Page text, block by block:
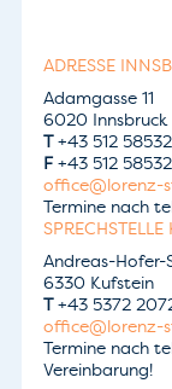
ADRESSE
Adamgasse 11
6020 Innsbruck
T+43 512
F+43 512
office@lorenz-
Termine nach
SPRECHSTELLE
Andreas-Hofer-
6330 Kufstein
T+43 5372
office@lorenz-
Termine nach
Vereinbarung!